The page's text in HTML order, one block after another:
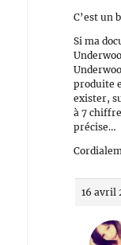
C’est un
Si ma
produite
exister,
à 7
précise…
16 avril